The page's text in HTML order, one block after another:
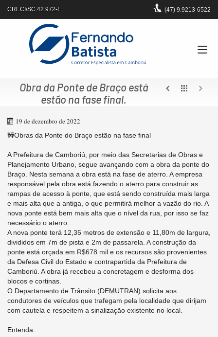
CRECI/SC 42.972-F (47) 9.9213-6522
Obra da Ponte de Braço está
estão na fase final.
19 de dezembro de 2022
🚧Obras da Ponte do Braço estão na fase final
A Prefeitura de Camboriú, por meio das Secretarias de Obras e
Planejamento Urbano, segue avançando com a obra da ponte do
Braço. Nesta semana a obra está na fase de aterro. A empresa
responsável pela obra está fazendo o aterro para construir as
rampas de acesso à ponte, que está sendo construída mais larga
e mais alta que a antiga, o que permitirá melhor a vazão do rio. A
nova ponte está bem mais alta que o nível da rua, por isso se faz
necessário o aterro.
A nova ponte terá 12,35 metros de extensão e 11,80m de largura,
divididos em 7m de pista e 2m de passarela. A construção da
ponte está orçada em R$678 mil e os recursos são provenientes
da Defesa Civil do Estado e contrapartida da Prefeitura de
Camboriú. A obra já recebeu a concretagem e desforma dos
blocos e cortinas.
O Departamento de Trânsito (DEMUTRAN) solicita aos
condutores de veículos que trafegam pela localidade que dirijam
com cautela e respeitem a sinalização existente no local.
Entenda: